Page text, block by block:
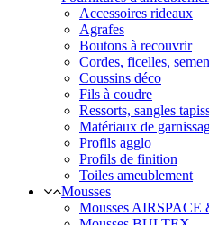
Accessoires rideaux
Agrafes
Boutons à recouvrir
Cordes, ficelles,
Coussins déco
Fils à coudre
Ressorts, sangles
Matériaux de
Profils agglo
Profils de finition
Toiles ameublement
Mousses
Mousses